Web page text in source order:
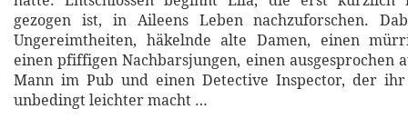
gezogen ist, in Aileens Leben nachzuforschen.
Ungereimtheiten, häkelnde alte Damen, einen
einen pfiffigen Nachbarsjungen, einen ausgesprochen
Mann im Pub und einen Detective Inspector, der
unbedingt leichter macht …